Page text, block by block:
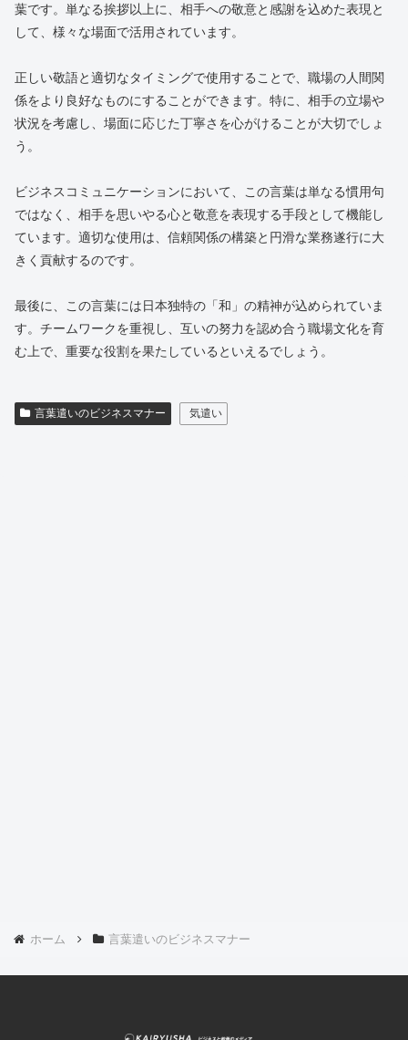
葉です。単なる挨拶以上に、相手への敬意と感謝を込めた表現と
して、様々な場面で活用されています。
正しい敬語と適切なタイミングで使用することで、職場の人間関
係をより良好なものにすることができます。特に、相手の立場や
状況を考慮し、場面に応じた丁寧さを心がけることが大切でしょ
う。
ビジネスコミュニケーションにおいて、この言葉は単なる慣用句
ではなく、相手を思いやる心と敬意を表現する手段として機能し
ています。適切な使用は、信頼関係の構築と円滑な業務遂行に大
きく貢献するのです。
最後に、この言葉には日本独特の「和」の精神が込められていま
す。チームワークを重視し、互いの努力を認め合う職場文化を育
む上で、重要な役割を果たしているといえるでしょう。
言葉遣いのビジネスマナー 気遣い
ホーム 言葉遣いのビジネスマナー